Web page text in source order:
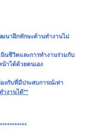
ฒนาฝึกทักษะด้านทำงานไม่
นินชีวิตและการทำงานร่วมกับ
าได้ด้วยตนเอง
งกับที่มีประสบการณ์เท่า
ำงานได้**